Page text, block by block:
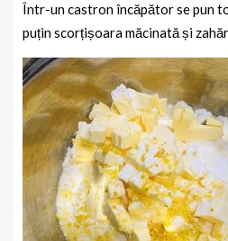
Într-un castron încăpător se pun
puțin scorțișoara măcinată și